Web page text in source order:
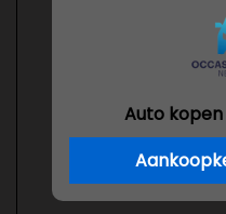
Auto